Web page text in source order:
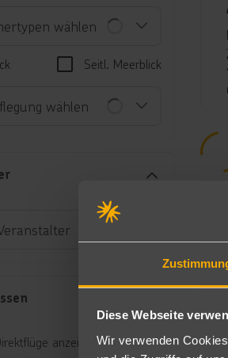
Diese Webseite
Wir verwenden
wählen
Seitl. Meerblick
wählen
anzeigen